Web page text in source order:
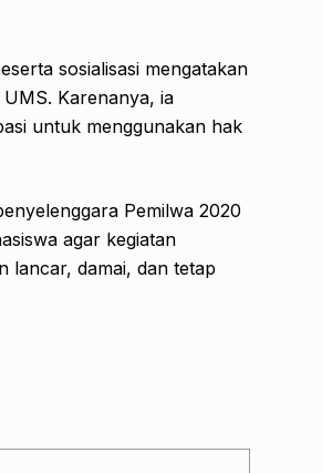
sosialisasi mengatakan
Karenanya, ia
untuk menggunakan hak
Pemilwa 2020
agar kegiatan
lancar, damai, dan tetap